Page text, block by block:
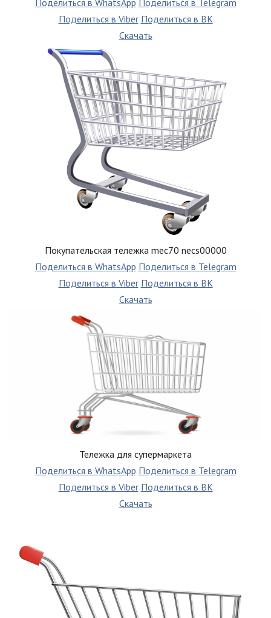
Поделиться в WhatsApp
Поделиться в Telegram
Поделиться в Viber Поделиться в ВК
Скачать
Покупательская тележка mec70 nеcs00000
Поделиться в WhatsApp Поделиться в Telegram
Поделиться в Viber Поделиться в ВК
Скачать
Тележка для супермаркета
Поделиться в WhatsApp Поделиться в Telegram
Поделиться в Viber Поделиться в ВК
Скачать